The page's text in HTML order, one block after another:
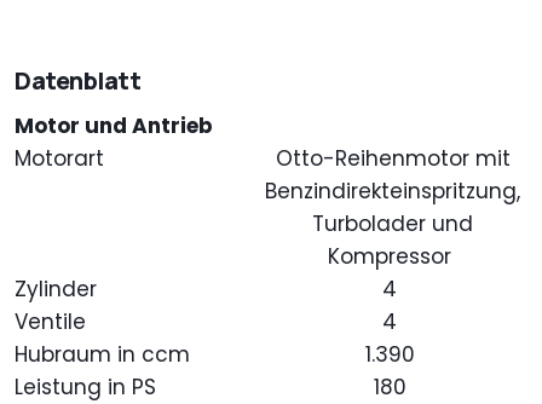
Datenblatt
Motor und Antrieb
Motorart
Otto-Reihenmotor mit
Benzindirekteinspritzung,
Turbolader und
Kompressor
Zylinder
4
Ventile
4
Hubraum in ccm
1.390
Leistung in PS
180